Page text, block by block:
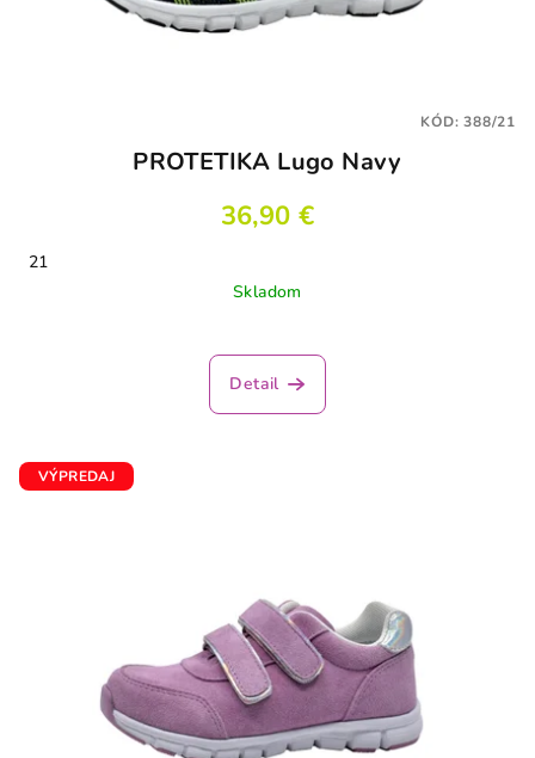
PROTETIKA Lugo Navy
36,90 €
21
Skladom
Detail
KÓD:388/21
VÝPREDAJ